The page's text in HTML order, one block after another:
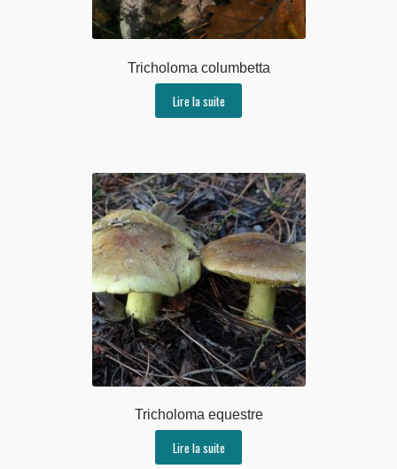
Tricholoma columbetta
Lire la suite
Tricholoma equestre
Lire la suite